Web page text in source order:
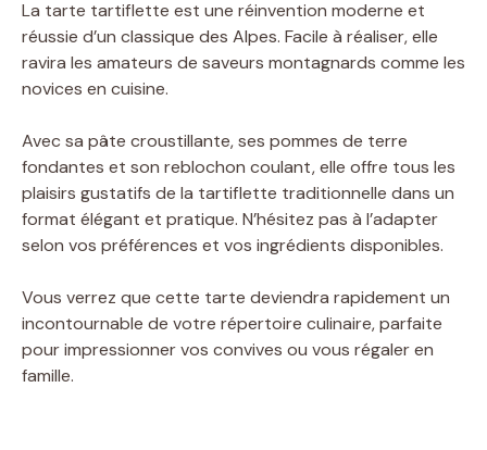
La tarte tartiflette est une réinvention moderne et
réussie d’un classique des Alpes. Facile à réaliser, elle
ravira les amateurs de saveurs montagnards comme les
novices en cuisine.
Avec sa pâte croustillante, ses pommes de terre
fondantes et son reblochon coulant, elle offre tous les
plaisirs gustatifs de la tartiflette traditionnelle dans un
format élégant et pratique. N’hésitez pas à l’adapter
selon vos préférences et vos ingrédients disponibles.
Vous verrez que cette tarte deviendra rapidement un
incontournable de votre répertoire culinaire, parfaite
pour impressionner vos convives ou vous régaler en
famille.